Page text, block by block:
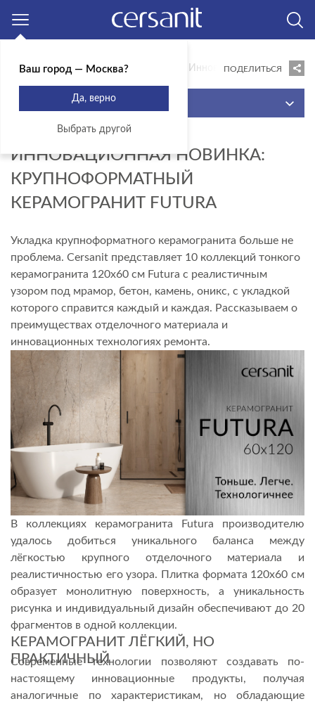
Главная Продукты Инновационная новинка:
ПОДЕЛИТЬСЯ
САНИТАРНЫЙ ФАРФОР И ОБОРУДОВАНИЕ ДЛЯ ВАНН
КЕРАМИЧЕСКАЯ ПЛИТКА CERSANIT
САНИТАРНЫЙ ФАРФОР И ОБОРУДОВАНИЕ ДЛЯ ВАНН
КЕРАМИЧЕСКАЯ ПЛИТКА MITO
АКЦИИ
НОВИНКИ
СОЗДАЙ СВОЕ ПРОСТРАНСТВО
СЕРВИС И ГАРАНТИЯ
ИННОВАЦИОННАЯ НОВИНКА:
КРУПНОФОРМАТНЫЙ
КЕРАМОГРАНИТ FUTURA
Укладка крупноформатного керамогранита больше не
проблема. Cersanit представляет 10 коллекций тонкого
керамогранита 120х60 см Futura с реалистичным
узором под мрамор, бетон, камень, оникс, с укладкой
которого справится каждый и каждая. Рассказываем о
преимуществах отделочного материала и
инновационных технологиях ремонта.
В коллекциях керамогранита Futura производителю
удалось добиться уникального баланса между
лёгкостью крупного отделочного материала и
реалистичностью его узора. Плитка формата 120х60 см
образует монолитную поверхность, а уникальность
рисунка и индивидуальный дизайн обеспечивают до 20
фрагментов в одной коллекции.
КЕРАМОГРАНИТ ЛЁГКИЙ, НО
ПРАКТИЧНЫЙ
Современные технологии позволяют создавать по-
настоящему инновационные продукты, получая
аналогичные по характеристикам, но обладающие
Ваш город — Москва?
Да, верно
Выбрать другой